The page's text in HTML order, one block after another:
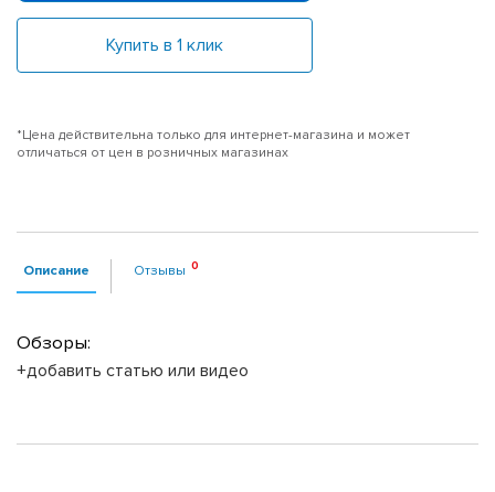
Купить в 1 клик
*Цена действительна только для интернет-магазина и может
отличаться от цен в розничных магазинах
Описание Отзывы
Обзоры:
+добавить статью или видео